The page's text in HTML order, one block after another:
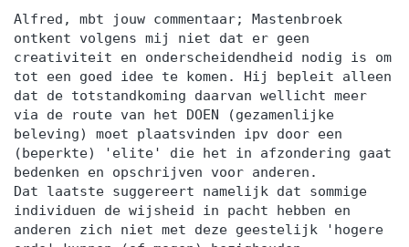
Alfred, mbt jouw commentaar; Mastenbroek
ontkent volgens mij niet dat er geen
creativiteit en onderscheidendheid nodig is om
tot een goed idee te komen. Hij bepleit alleen
dat de totstandkoming daarvan wellicht meer
via de route van het DOEN (gezamenlijke
beleving) moet plaatsvinden ipv door een
(beperkte) 'elite' die het in afzondering gaat
bedenken en opschrijven voor anderen.
Dat laatste suggereert namelijk dat sommige
individuen de wijsheid in pacht hebben en
anderen zich niet met deze geestelijk 'hogere